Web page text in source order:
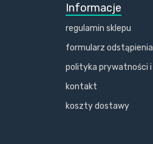
Informacje
regulamin sklepu
formularz
polityka prywatności i
kontakt
koszty dostawy